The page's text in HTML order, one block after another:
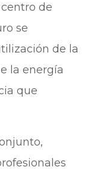
de
se
de la
la energía
que